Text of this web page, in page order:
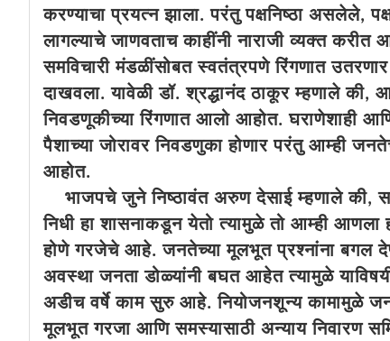
करण्याचा प्रयत्न झाला. परंतु पक्षनिष्ठा असलेले,
लागल्याचे जाणवताच काहींनी नाराजी व्यक्त
समविचारी मंडळींसोबत स्वतंत्रपणे रिंगणात
दाखवला. यावेळी डॉ. श्रद्धानंद ठाकूर म्हणाले की,
निवडणूकीच्या रिंगणात आलो आहोत. घराणेशाही
पैशाच्या जोरावर निवडणुका होणार परंतु आम्ही
आहोत.
भाजपचे जुने निष्ठावंत अरुण देसाई म्हणाले की,
निधी हा शासनाकडून येतो त्यामुळे तो आम्ही
होणे गरजेचे आहे. जनतेच्या मूलभूत प्रश्नांना बगल
अवस्था जनता डोळ्यांनी बघत आहेत त्यामुळे
अडीच वर्षे काम सुरु आहे. नियोजनशून्य कामामुळे
मूलभूत गरजा आणि समस्यासाठी अन्याय निवारण